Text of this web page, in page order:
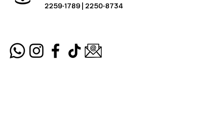
2259-1789 | 2250-8734